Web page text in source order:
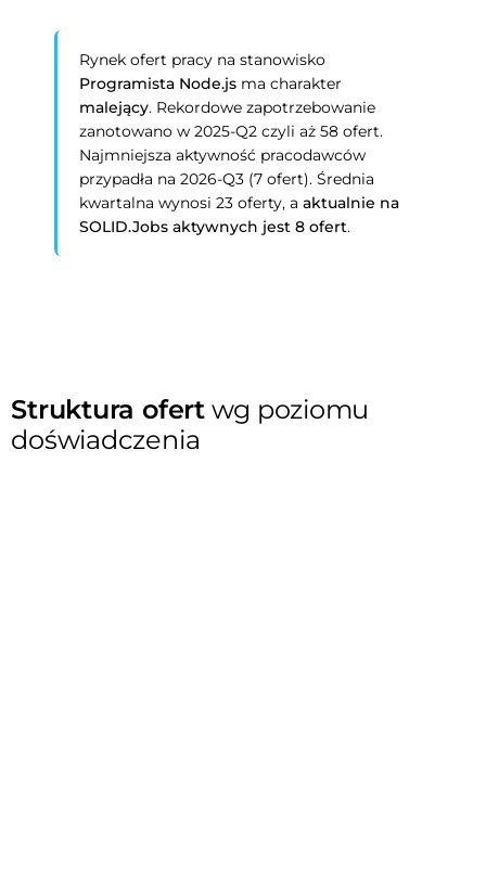
Rynek ofert pracy na stanowisko
Programista Node.js ma charakter
malejący. Rekordowe zapotrzebowanie
zanotowano w 2025-Q2 czyli aż 58 ofert.
Najmniejsza aktywność pracodawców
przypadła na 2026-Q3 (7 ofert). Średnia
kwartalna wynosi 23 oferty, aaktualnie na
SOLID.Jobs aktywnych jest 8 ofert.
Struktura ofertwg poziomu
doświadczenia